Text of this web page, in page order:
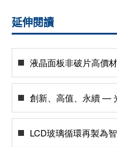
延伸閱讀
液晶面板非破片高價
創新、高值、永續 —
LCD玻璃循環再製為